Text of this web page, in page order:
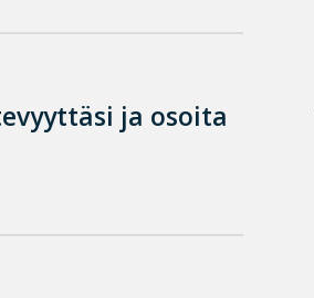
ja osoita